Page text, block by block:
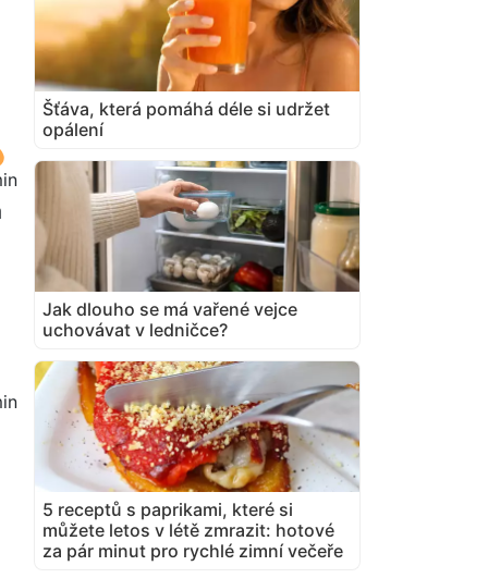
Šťáva, která pomáhá déle si udržet
opálení
Jak dlouho se má vařené vejce
uchovávat v ledničce?
5 receptů s paprikami, které si
můžete letos v létě zmrazit: hotové
za pár minut pro rychlé zimní večeře